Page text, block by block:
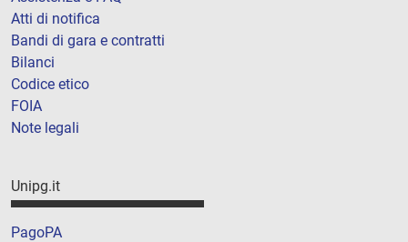
Atti di notifica
Bandi di gara e contratti
Bilanci
Codice etico
FOIA
Note legali
Unipg.it
PagoPA